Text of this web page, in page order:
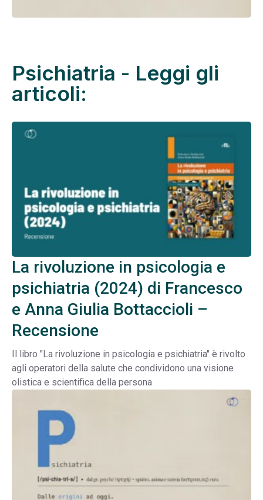
Psichiatria - Leggi gli
articoli:
La rivoluzione in psicologia e
psichiatria (2024) di Francesco
e Anna Giulia Bottaccioli –
Recensione
Il libro "La rivoluzione in psicologia e psichiatria" è rivolto
agli operatori della salute che condividono una visione
olistica e scientifica della persona